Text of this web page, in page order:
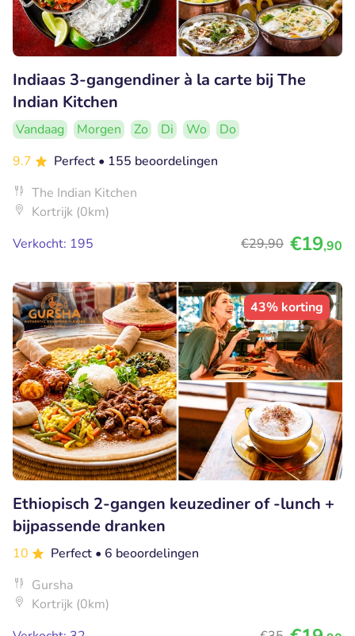
Indiaas 3-gangendiner à la carte bij The
Indian Kitchen
Vandaag Morgen Zo Di Wo
Do
9.7
Perfect • 155 beoordelingen
The Indian Kitchen
Kortrijk (0km)
Verkocht: 195
€29,90 €19,90
43% korting
Ethiopisch 2-gangen keuzediner of -lunch +
bijpassende dranken
10 Perfect • 6 beoordelingen
Gursha
Kortrijk (0km)